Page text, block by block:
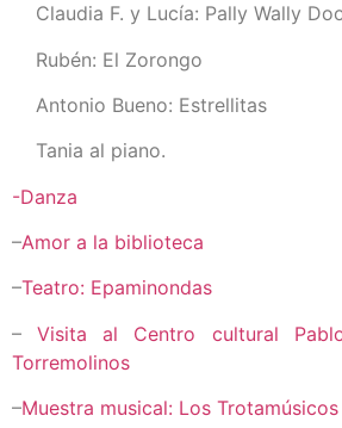
Claudia F. y Lucía: Pally Wally
Rubén: El Zorongo
Antonio Bueno: Estrellitas
Tania al piano.
-Danza
–Amor a la biblioteca
–Teatro: Epaminondas
–Visita al Centro cultural
Torremolinos
–Muestra musical: Los Trotamúsicos